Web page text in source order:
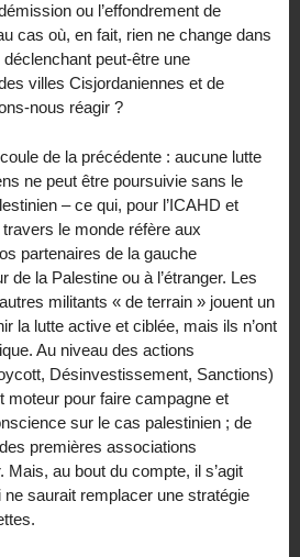
ou l’effondrement de
cas où, en fait, rien ne change dans
peut-être une
villes Cisjordaniennes et de
nous réagir ?
de la précédente : aucune lutte
ne peut être poursuivie sans le
– ce qui, pour l’ICAHD et
le monde réfère aux
partenaires de la gauche
de la Palestine ou à l’étranger. Les
militants « de terrain » jouent un
la lutte active et ciblée, mais ils n’ont
Au niveau des actions
Désinvestissement, Sanctions)
moteur pour faire campagne et
sur le cas palestinien ; de
premières associations
Mais, au bout du compte, il s’agit
ne saurait remplacer une stratégie